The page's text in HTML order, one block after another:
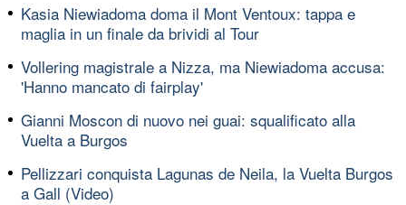
Kasia Niewiadoma doma il Mont Ventoux: tappa e
maglia in un finale da brividi al Tour
Vollering magistrale a Nizza, ma Niewiadoma accusa:
'Hanno mancato di fairplay'
Gianni Moscon di nuovo nei guai: squalificato alla
Vuelta a Burgos
Pellizzari conquista Lagunas de Neila, la Vuelta Burgos
a Gall (Video)